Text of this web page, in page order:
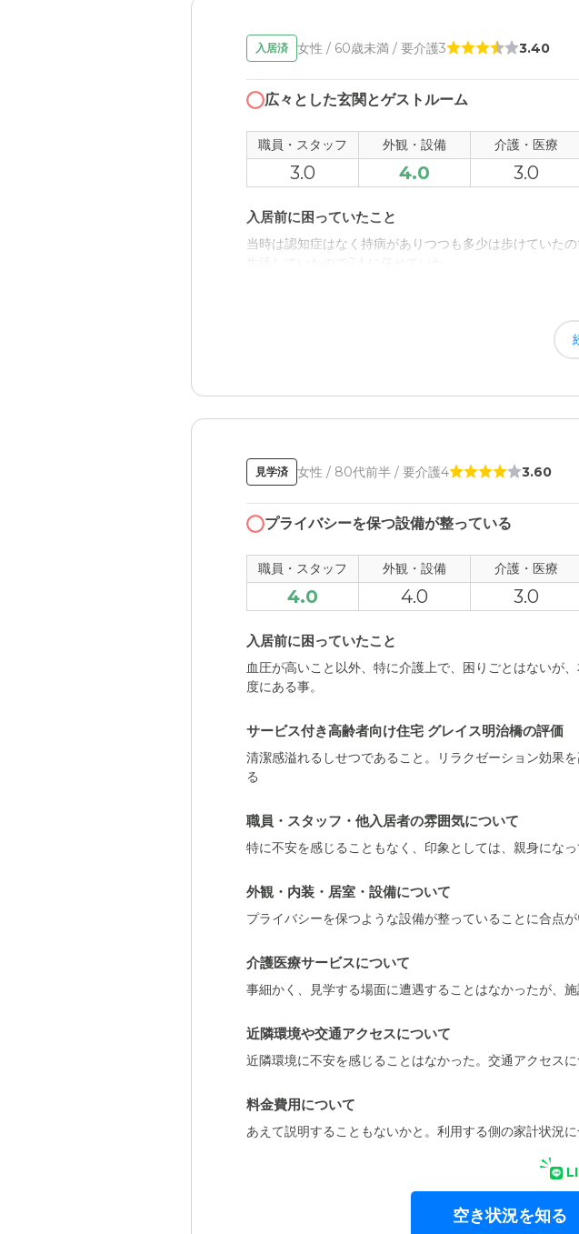
入居済 女性 / 60歳未満 / 要介護3 3.40
広々とした玄関とゲストルーム
職員・スタッフ 外観・設備 介護・医療
3.0 4.0 3.0
入居前に困っていたこと
当時は認知症はなく持病がありつつも多少は歩けていた
持病と共に行動範囲が減り、仕事へもあまり行かなくな
えている。本人の意思で入居したものの、もう少し刺激
サービス付き高齢者向け住宅 グレイス明治橋の評価
出入自由、通勤しながら食事も出してもらえてしっかり
職員・スタッフ・他入居者の雰囲気について
入居中1度しか入っことがないのてそれだけではなんとも
ったので評価し難い。
外観・内装・居室・設備について
ゆとりのある駐車場からエントランスへの導線もよく、
介護医療サービスについて
当事者ではないし、コロナもあり入居中1度しか訪問でき
近隣環境や交通アクセスについて
街中すぎず、田舎すぎずのちょうどよい立地だと思う。
料金費用について
他の施設がどの程度なのかわからないが、両親にとって
見学済 女性 / 80代前半 / 要介護4 3.60
プライバシーを保つ設備が整っている
職員・スタッフ 外観・設備 介護・医療
4.0 4.0 3.0
入居前に困っていたこと
血圧が高いこと以外、特に介護上で、困りごとはないが
度にある事。
サービス付き高齢者向け住宅 グレイス明治橋の評価
清潔感溢れるしせつであること。リラクゼーション効果
る
職員・スタッフ・他入居者の雰囲気について
特に不安を感じることもなく、印象としては、親身にな
外観・内装・居室・設備について
プライバシーを保つような設備が整っていることに合点
介護医療サービスについて
事細かく、見学する場面に遭遇することはなかったが、
近隣環境や交通アクセスについて
近隣環境に不安を感じることはなかった。交通アクセス
料金費用について
あえて説明することもないかと。利用する側の家計状況
空き状況を知る